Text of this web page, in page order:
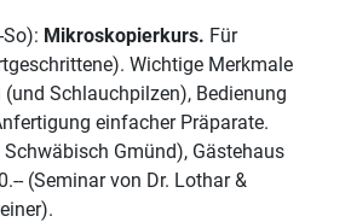
So): Mikroskopierkurs. Für
Wichtige Merkmale
Schlauchpilzen), Bedienung
einfacher Präparate.
Gmünd), Gästehaus
(Seminar von Dr. Lothar &